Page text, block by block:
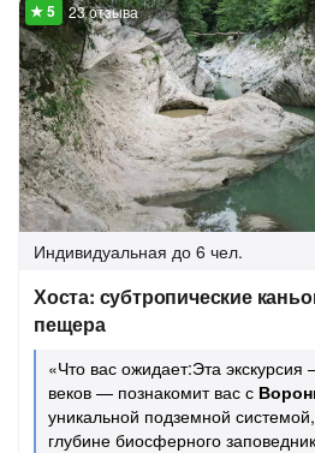
23 отзыва
Индивидуальная до 6 чел.
Хоста: субтропические
пещера
«Что вас ожидает:Эта экскурсия
веков — познакомит вас с
уникальной подземной
глубине биосферного